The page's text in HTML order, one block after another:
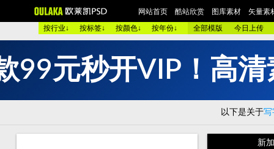
网站首页 酷站欣赏 图库素材
矢量素
按行业↓
按标签↓ 按颜色↓ 按年份↓ 全部模版 今日上传
图 库： 欧美酷图 平面设计 艺术摄影 包装设计 时装展示
颜 色 >> 黑色酷站 白色酷站 红色酷站 蓝色酷站
汽车交通 美容化妆
购物商店 网络游戏 个人网站 集团企业 酒店宾馆
99元秒开V P ！ 高清
以下是关于写
新